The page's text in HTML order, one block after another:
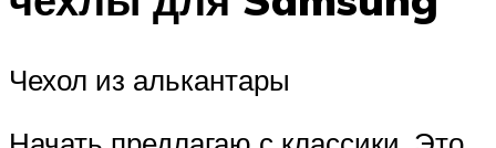
Чехол из алькантары